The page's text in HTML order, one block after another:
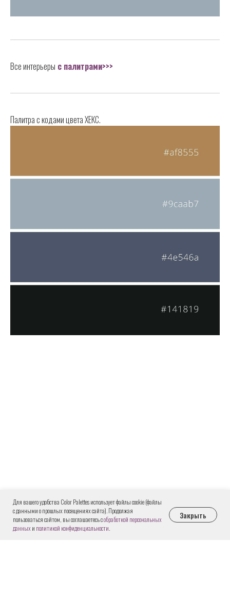
Все интерьеры с палитрами>>>
Палитра с кодами цвета ХЕКС.
Для вашего удобства Color Palettes использует файлы cookie (файлы
с данными о прошлых посещениях сайта). Продолжая
пользоваться сайтом, вы соглашаетесь собработкой персональных
данных и политикой конфиденциальности.
Закрыть